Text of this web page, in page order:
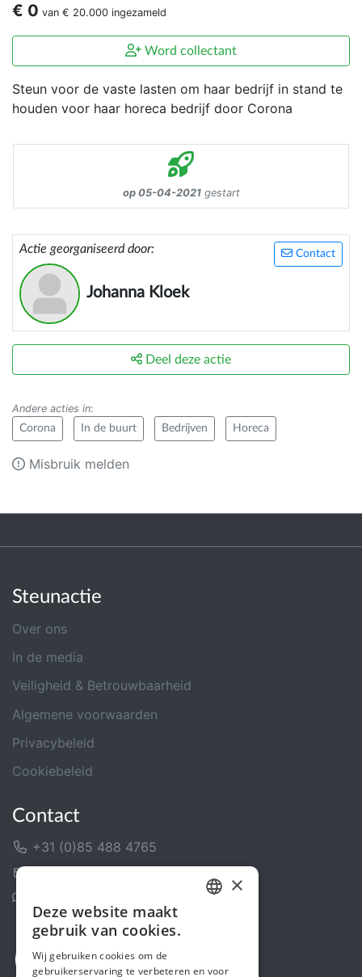
€ 0 van € 20.000 ingezameld
Word collectant
Steun voor de vaste lasten om haar bedrijf in stand te
houden voor haar horeca bedrijf door Corona
op 05-04-2021gestart
Contact
Actie georganiseerd door:
Johanna Kloek
Deel deze actie
Andere acties in:
Corona In de buurt Bedrijven Horeca
Misbruik melden
Steunactie
Over ons
In de media
Veiligheid & Betrouwbaarheid
Algemene voorwaarden
Privacybeleid
Cookiebeleid
Contact
+31 (0)85 488 4765
ENGLISH
×
Deze website maakt
gebruik van cookies.
Wij gebruiken cookies om de
gebruikerservaring te verbeteren en voor